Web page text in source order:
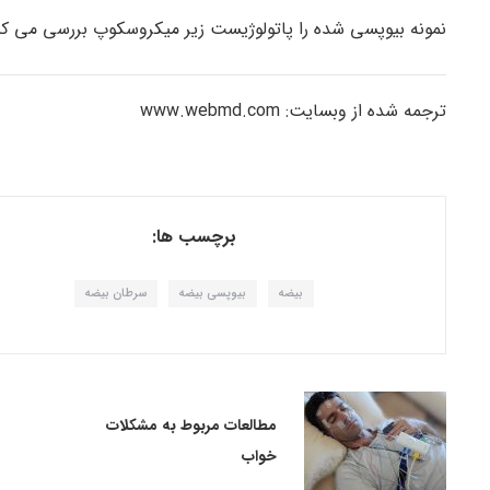
نمونه بیوپسی شده را پاتولوژیست زیر میکروسکوپ بررسی می
ترجمه شده از وبسایت: www.webmd.com
برچسب ها:
بیضه بیوپسی بیضه سرطان بیضه
مطالعات مربوط به مشکلات
خواب